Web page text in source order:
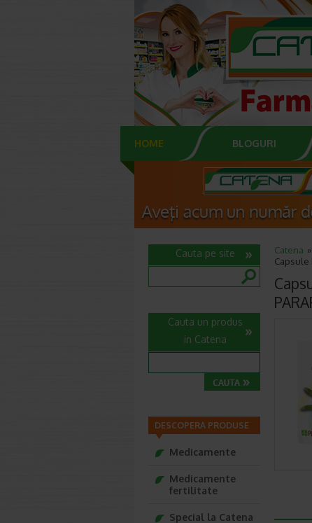
HOME BLOGURI
Catena
Capsule
Cauta pe site
Cauta un produs
in Catena
DESCOPERA PRODUSE
Medicamente
Medicamente
fertilitate
Special la Catena